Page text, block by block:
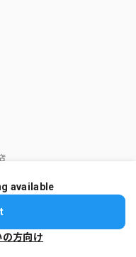
available
の方向け
問する